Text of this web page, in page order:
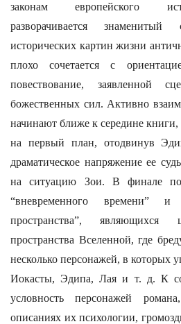
законам европейского
разворачивается знаменитый
исторических картин жизни
плохо сочетается с
повествование, заявленной
божественных сил. Активно
начинают ближе к середине
на первый план, отодвинув
драматическое напряжение ее
на ситуацию Зои. В финале
“вневременного времени” и
пространства”,
пространства Вселенной, где
несколько персонажей, в которых
Иокасты, Эдипа, Лая и т. д. К
условность персонажей
описаниях их психологии,